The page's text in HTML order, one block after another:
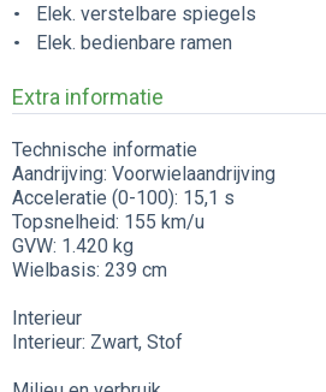
Elek. verstelbare spiegels
Elek. bedienbare ramen
Extra informatie
Technische informatie
Aandrijving: Voorwielaandrijving
Acceleratie (0-100): 15,1 s
Topsnelheid: 155 km/u
GVW: 1.420 kg
Wielbasis: 239 cm
Interieur
Interieur: Zwart, Stof